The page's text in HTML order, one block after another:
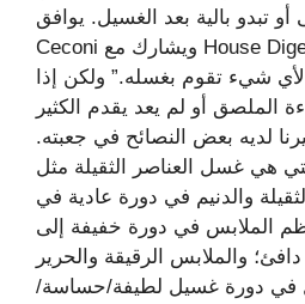
تبدو بالية بعد الغسيل. يوافق
Ceconi ويشارك مع House Digest حصريًا، “… اقرأ
لأي شيء تقوم بغسله.” ولكن إذا
الملصق أو لم يعد يقدم الكثير
لديه بعض النصائح في جعبته.
هي غسل العناصر الثقيلة مثل
والدنيم في دورة عادية في
الملابس في دورة خفيفة إلى
والملابس الرقيقة والحرير
في دورة غسيل لطيفة/حساسة/